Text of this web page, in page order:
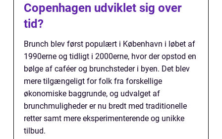
Copenhagen udviklet sig over
tid?
Brunch blev først populært i København i løbet af
1990erne og tidligt i 2000erne, hvor der opstod en
bølge af caféer og brunchsteder i byen. Det blev
mere tilgængeligt for folk fra forskellige
økonomiske baggrunde, og udvalget af
brunchmuligheder er nu bredt med traditionelle
retter samt mere eksperimenterende og unikke
tilbud.